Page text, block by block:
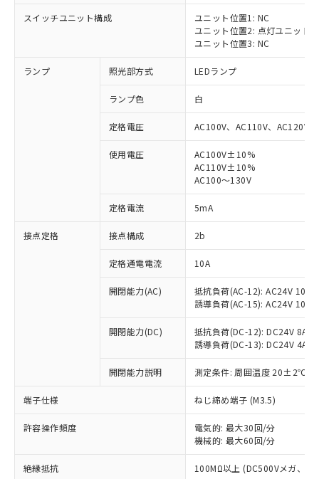
スイッチユニット構成
ユニット位置1: NC
ユニット位置2: 点灯ユニット
ユニット位置3: NC
ランプ 照光部方式 LEDランプ
ランプ色 白
定格電圧 AC100V、AC110V、AC120V
使用電圧
AC100V±10%
AC110V±10%
AC100～130V
定格電流 5mA
接点定格 接点構成 2b
定格通電電流 10A
開閉能力(AC)
抵抗負荷(AC-12): AC24V 10A/
誘導負荷(AC-15): AC24V
開閉能力(DC)
抵抗負荷(DC-12): DC24V 8A/
誘導負荷(DC-13): DC24V 4A/
開閉能力説明 測定条件: 周囲温度 20±2℃、
端子仕様 ねじ締め端子 (M3.5)
許容操作頻度
電気的: 最大30回/分
機械的: 最大60回/分
絶縁抵抗 100MΩ以上 (DC500Vメガ、点
ご利用条件
以下の条件をお読みいただき、同意のうえ
ご利用ください。
商品の当社在庫状況および標準価格
(税抜)を提供させていただくもので
当社制御機器事業取扱商品の中には、
本サービスの対象外となる商品もある
ことをご了承ください。
在庫状況および標準価格照会結果は、
記載している更新日時点での社内デー
タに基づき作成されるものであり、閲
覧された時点での実際の在庫および標
※1 対応状況
対応済み：EU RoHS指令（10物質）の
非含有に対応した製品が提供可能な商品で
対応予定：EU RoHS指令（10物質）の非含
有に対応した製品に切り替える予定のある
対応予定なし：EU RoHS指令（10物質）の
非含有に非対応の商品で、対応品を出す予
調査・確認中：EU RoHS指令（10物質）の
非含有の対応状況を調査中または確認中の
非該当品：ライセンス料など無形物で、有
害物質有無と関係のない商品です。
仕入先様の事情により、非含有部品として
いたものが、含有品と判明した場合などや
むを得ず変更することがあります。
ミウム(Cd) 100ppm以下、
※1 中国RoHS○×表
「○」：最大均質材料含有率が中国RoHSの
基準値以下であることを示します。
「×」：最大均質材料含有率が中国RoHSの
基準値を超えていることを示します。
「－」：未確認です。当社販売部門へお問
い合わせください。
*中国RoHS10物質の基準値 (GB/T26572)：
Pb(鉛) :1000ppm、 Hg(水銀) : 1000ppm、 Cd(カドミウ
当社は、これら貴社製品のうち、外国
為替および外国貿易法に定める商品
（以下｢規制貨物等」という）を輸出
または国外への提供する場合は、日本
国政府の輸出許可(または役務取引許